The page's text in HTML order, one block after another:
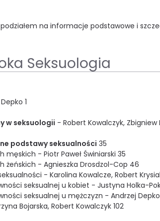
na informacje podstawowe i
Seksuologia
1
w seksuologii - Robert Kowalczyk, Zbigniew
podstawy seksualności 35
- Piotr Paweł Świniarski 35
żeńskich - Agnieszka Drosdzol-Cop 46
- Karolina Kowalcze, Robert
seksualnej u kobiet - Justyna Holka-
seksualnej u mężczyzn - Andrzej
Bojarska, Robert Kowalczyk 102